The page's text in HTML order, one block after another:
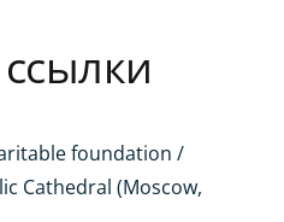
foundation /
Cathedral (Moscow,